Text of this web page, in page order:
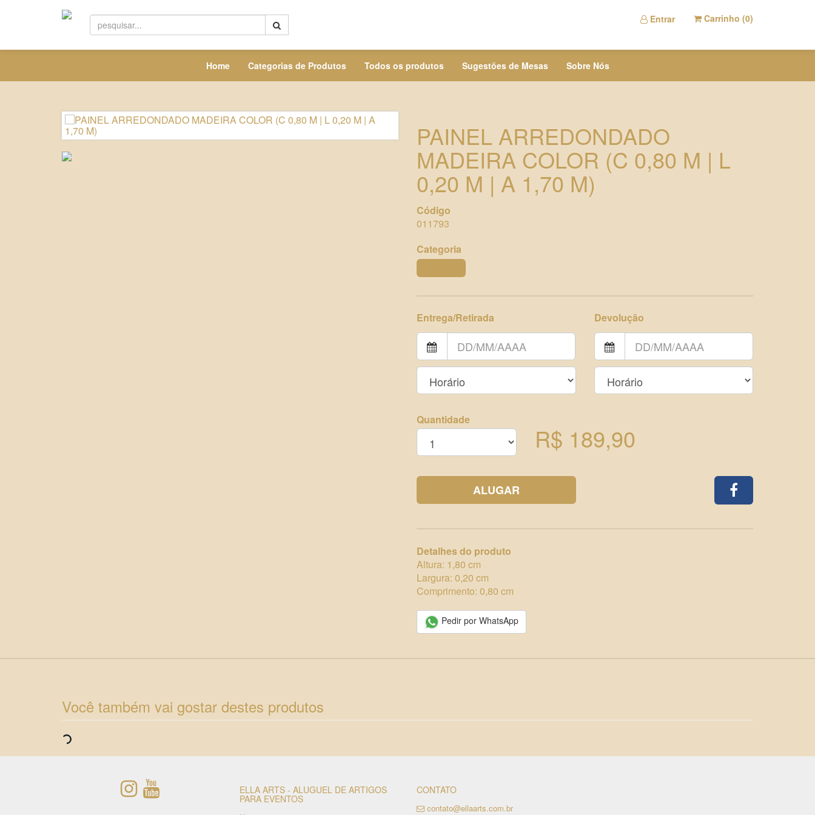
Entrar Carrinho (0)
Home Categorias de Produtos Todos os produtos Sugestões de Mesas Sobre Nós
PAINEL ARREDONDADO
MADEIRA COLOR (C 0,80 M | L
0,20 M | A 1,70 M)
Código
011793
Categoria
Entrega/Retirada Devolução
Quantidade
R$ 189,90
ALUGAR
Detalhes do produto
Altura: 1,80 cm
Largura: 0,20 cm
Comprimento: 0,80 cm
Pedir por WhatsApp
Você também vai gostar destes produtos
ELLA ARTS - ALUGUEL DE ARTIGOS
PARA EVENTOS
CONTATO
contato@ellaarts.com.br